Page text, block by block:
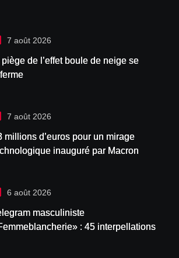
7 août 2026
piège de l’effet boule de neige se
7 août 2026
millions d’euros pour un mirage
inauguré par Macron
6 août 2026
masculiniste
: 45 interpellations